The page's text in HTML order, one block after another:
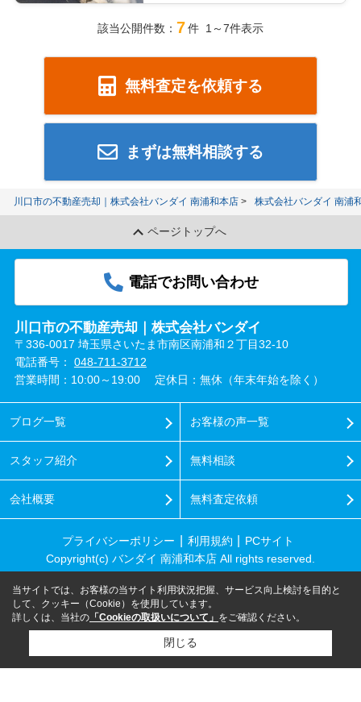
該当公開件数： 7件 1～7件表示
無料査定を依頼する
まずは無料相談する
川口市の不動産売却｜株式会社バンダイ 南浦和本店 株式会社バンダイ 南浦
ページトップへ
電話でお問い合わせ
川口市の不動産売却｜株式会社バンダイ
〒336-0017 埼玉県さいたま市南区南浦和２丁目32-10
電話番号： 048-711-3712
営業時間：10:00～19:00
定休日：無休（年末年始を除く）
ブログ一覧
スタッフ紹介
会社概要
お客様の声一覧
無料相談
無料査定依頼
プライバシーポリシー 利用規約
PCサイト
Copyright(c) バンダイ 南浦和本店 All rights reserved.
当サイトでは、お客様の当サイト利用状況把握、サービス向上検討を目的と
して、クッキー（Cookie）を使用しています。
詳しくは、当社の 「Cookieの取扱いについて」 をご確認ください。
閉じる